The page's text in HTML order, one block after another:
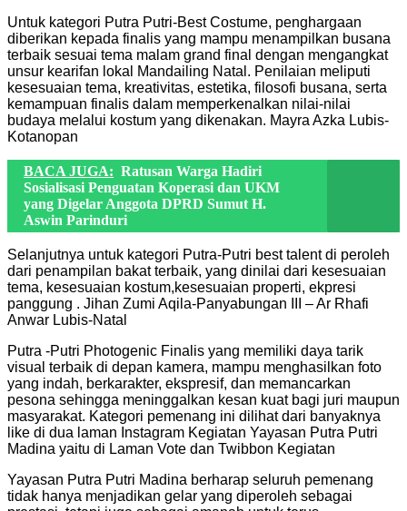
Untuk kategori Putra Putri-Best Costume, penghargaan
diberikan kepada finalis yang mampu menampilkan busana
terbaik sesuai tema malam grand final dengan mengangkat
unsur kearifan lokal Mandailing Natal. Penilaian meliputi
kesesuaian tema, kreativitas, estetika, filosofi busana, serta
kemampuan finalis dalam memperkenalkan nilai-nilai
budaya melalui kostum yang dikenakan. Mayra Azka Lubis-
Kotanopan
BACA JUGA: Ratusan Warga Hadiri
Sosialisasi Penguatan Koperasi dan UKM
yang Digelar Anggota DPRD Sumut H.
Aswin Parinduri
Selanjutnya untuk kategori Putra-Putri best talent di peroleh
dari penampilan bakat terbaik, yang dinilai dari kesesuaian
tema, kesesuaian kostum,kesesuaian properti, ekpresi
panggung . Jihan Zumi Aqila-Panyabungan III – Ar Rhafi
Anwar Lubis-Natal
Putra -Putri Photogenic Finalis yang memiliki daya tarik
visual terbaik di depan kamera, mampu menghasilkan foto
yang indah, berkarakter, ekspresif, dan memancarkan
pesona sehingga meninggalkan kesan kuat bagi juri maupun
masyarakat. Kategori pemenang ini dilihat dari banyaknya
like di dua laman Instagram Kegiatan Yayasan Putra Putri
Madina yaitu di Laman Vote dan Twibbon Kegiatan
Yayasan Putra Putri Madina berharap seluruh pemenang
tidak hanya menjadikan gelar yang diperoleh sebagai